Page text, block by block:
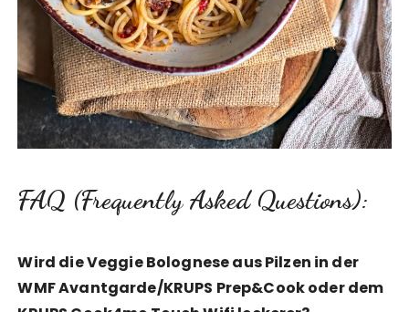
FAQ (Frequently Asked Questions):
Wird die Veggie Bolognese aus Pilzen in der
WMF Avantgarde/KRUPS Prep&Cook oder dem